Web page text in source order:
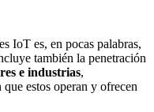
IoT es, en pocas palabras,
también la penetración
e industrias,
estos operan y ofrecen